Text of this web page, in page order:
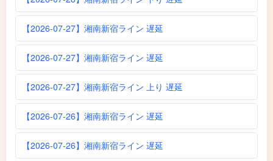
【2026-07-27】湘南新宿ライン 遅延
【2026-07-27】湘南新宿ライン 遅延
【2026-07-27】湘南新宿ライン 上り 遅延
【2026-07-26】湘南新宿ライン 遅延
【2026-07-26】湘南新宿ライン 遅延